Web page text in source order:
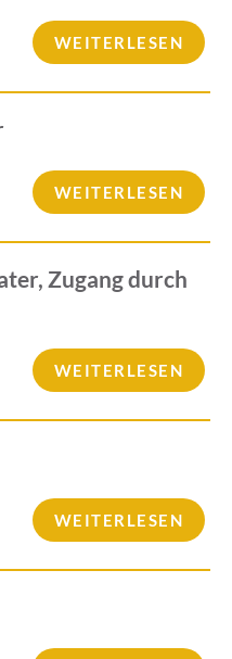
WEITERLESEN
WEITERLESEN
Zugang durch
WEITERLESEN
WEITERLESEN